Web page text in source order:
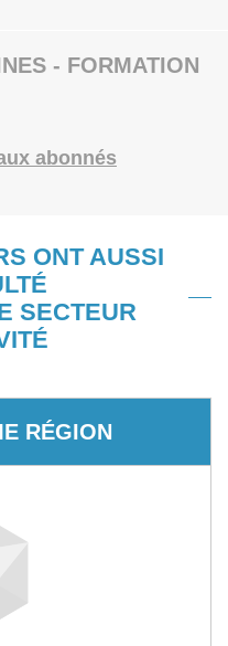
- FORMATION
abonnés
ONT AUSSI
SECTEUR
RÉGION